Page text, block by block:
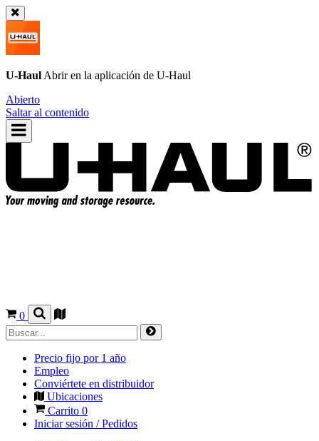
U-Haul Abrir en la aplicación de U-Haul
Abierto
Saltar al contenido
0
Precio fijo por 1 año
Empleo
Conviértete en distribuidor
Ubicaciones
Carrito 0
Iniciar sesión / Pedidos